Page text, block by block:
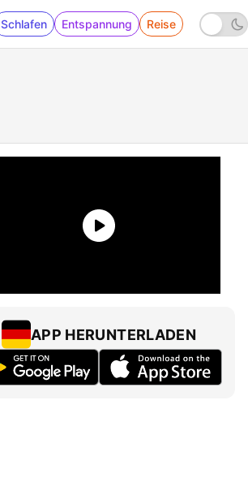
Schlafen Entspannung Reise
APP HERUNTERLADEN